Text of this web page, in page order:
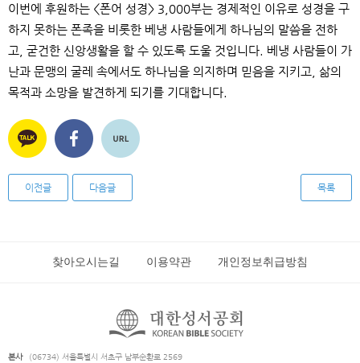
이번에 후원하는 <폰어 성경> 3,000부는 경제적인 이유로 성경을 구
하지 못하는 폰족을 비롯한 베냉 사람들에게 하나님의 말씀을 전하
고
굳건한 신앙생활을 할 수 있도록 도울 것입니다
베냉 사람들이 가
난과 문맹의 굴레 속에서도 하나님을 의지하며 믿음을 지키고
삶의
목적과 소망을 발견하게 되기를 기대합니다
이전글 다음글 목록
찾아오시는길 이용약관 개인정보취급방침
본사 (06734) 서울특별시 서초구 남부순환로 2569